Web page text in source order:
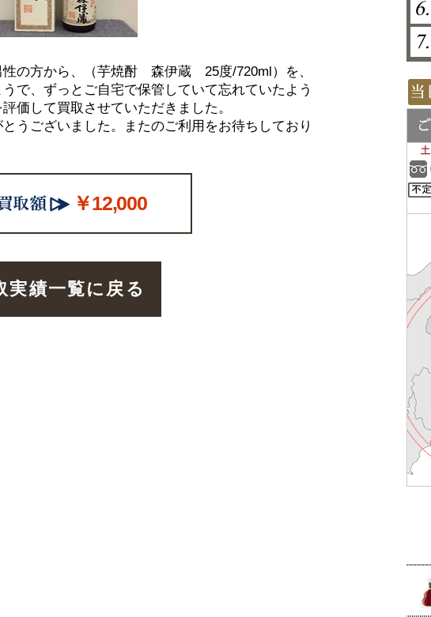
性の方から、（芋焼酎 森伊蔵 25度/720ml）を、
で、ずっとご自宅で保管していて忘れていたよう
価して買取させていただきました。
うございました。またのご利用をお待ちしており
￥12,000
実績一覧に戻る